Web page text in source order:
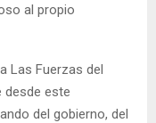
al propio
Las Fuerzas del
desde este
del gobierno, del